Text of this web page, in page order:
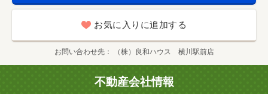
お気に入りに追加する
お問い合わせ先 （株）良和ハウス 横川駅前店
不動産会社情報